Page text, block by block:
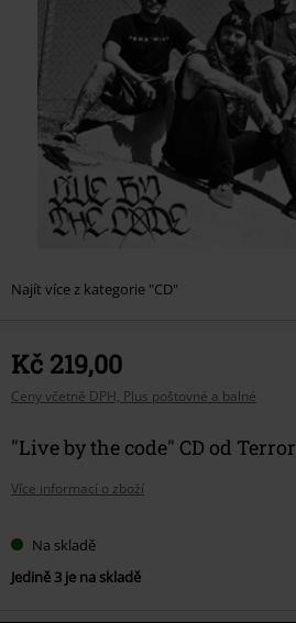
Najít více z kategorie "CD"
Kč 219,00
Ceny včetně DPH, Plus poštovné a balné
"Live by the code" CD od Terror
Více informací o zboží
Na skladě
Jedině 3 je na skladě